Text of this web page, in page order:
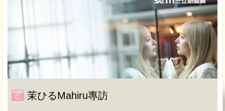
茉ひるMahiru專訪